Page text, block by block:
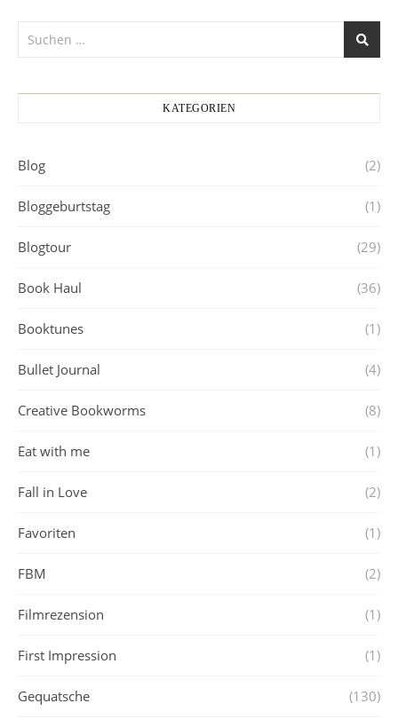
KATEGORIEN
Blog (2)
Bloggeburtstag (1)
Blogtour (29)
Book Haul (36)
Booktunes (1)
Bullet Journal (4)
Creative Bookworms (8)
Eat with me (1)
Fall in Love (2)
Favoriten (1)
FBM (2)
Filmrezension (1)
First Impression (1)
Gequatsche (130)